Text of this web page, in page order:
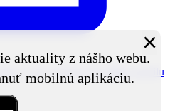
z obce priamo do vášho mobilu
aktuality z nášho webu.
mobilnú aplikáciu.
×